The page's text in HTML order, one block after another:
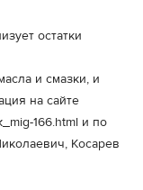
остатки
и смазки, и
на сайте
166.html и по
Косарев